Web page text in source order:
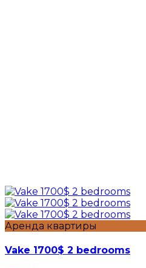
Аренда квартиры
Vake 1700$ 2 bedrooms